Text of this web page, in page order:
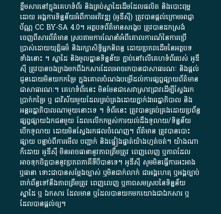
ខ្លឹមសារ​នៅ​ក្នុង​គេហទំព័រ និង​គ្រប់​ស្នា​ដៃ​ដើម​ដែល​ផលិត​ និង​បោះពុម្ព​
ដោយ​ អង្គការ​ទិន្នន័យ​អំពី​ការអភិវឌ្ឍ​​ (អូ​ឌី​ស៊ី)​ ត្រូវ​បាន​ផ្តល់​ក្រោម​អាជ្ញា
ប័ណ្ណ​CC BY-SA 4.0។​ អត្ថបទ​ព័ត៌មាន​សង្ខេប​ ត្រូវ​បាន​ដកស្រង់​
ចេញពី​សារព័ត៌មាន ស្របតាមការ​ណែនាំ​អំពី​គោលការណ៍​នៃ​ការ​ប្រើ
ប្រាស់​ដោយ​យុត្តិធម៌​ និង​រក្សាសិទ្ធិអ្នកនិពន្ធ ដោយ​ប្រភពដើម​នៃ​​អត្ថបទ
ទាំង​នោះ​ ។​ ស្នាដៃ​ និង​មូលដ្ឋាន​ទិន្នន័យ ​ភ្ជាប់​នៅ​លើ​គេហទំព័រ​របស់​ អូ​ឌី​
ស៊ី​ ត្រូវ​បាន​ចងក្រង​មក​ពី​ឯកសារ​ដែល​អាច​រក​បានជា​សាធារណៈ​ និង​ផ្តល់​
ជូន​ដោយ​មិន​យក​កម្រៃ​ ក្នុង​គោលបំណង​បម្រើ​ដល់ការ​ផ្សព្វផ្សាយ​ព័ត៌មាន​
ជា​សាធារណៈ​។​ គេហទំព័រ​នេះ​ មិនមែន​ជា​សេវា​ស្រាវជ្រាវ​ដើម្បី​ស្វែងរក
ប្រាក់​កម្រៃ​ ឬ​ ជា​វិស័យ​មួយ​ដែល​គ្រប់គ្រង​ដោយ​ភ្នាក់ងារ​រដ្ឋាភិបាល​ និង ​
អន្តររដ្ឋាភិបាល​ណាមួយ​នោះ​ទេ ​។​ ទំព័រ​នេះ​ ត្រូវ​បាន​គ្រប់គ្រង​ដោយ​ប្រព័ន្ធ​
ផ្សព្វផ្សាយ​ឯកជន​មួយ​ ដែល​លើកកម្ពស់​ការ​យល់​ដឹង​ទូលាយ​/​ទិន្នន័យ​
បើក​ទូលាយ​ ដោយ​មិនស្វែង​រក​ផល​ចំណេញ​។​ ព័ត៌មាន​ ត្រូវ​បាន​បោះ
ផ្សាយ​ បន្ទាប់​ពី​ការ​មើល​ បញ្ជាក់​ និង​ផ្ទៀងផ្ទាត់​យ៉ាង​ហ្មត់ចត់​។​ យ៉ាងណា​
ក៏​ដោយ​ អូ​ឌី​ស៊ី​ មិន​អាច​ធានា​នូវ​ភាព​ត្រឹមត្រូវ​ ពេញលេញ​ ឬ​ភាព​ដែល​
អាច​ទុកចិត្ត​បាននូវ​ប្រភព​ភាគី​ទី​បី​បាន​ទេ​។​ អូ​ឌី​ស៊ី​ សូម​មិន​ធ្វើការ​អះអាង​
ឬ​ធានា​ ទោះជា​បាន​សម្តែង​ច្បាស់​ ឬ​មិន​ជាក់លាក់​ ជា​អង្គហេតុ​ ឬ​អង្គច្បាប់​
ពាក់ព័ន្ធ​ទៅ​នឹង​ភាព​ត្រឹមត្រូវ​ ពេញលេញ​ ឬ​ភាព​សម​ស្រប​នៃ​ទិន្នន័យ​
ស្នាដៃ​ ឬ​ ឯកសារ​ ដែល​មាន​ ឬ​ដែល​បាន​យក​មក​យោង​ជា​ឯកសារ​ ឬ​
ដែល​បាន​ផ្តល់​ឲ្យ​។